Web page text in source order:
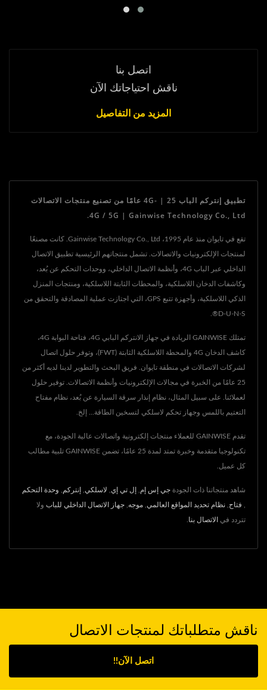
اتصل بنا
ناقش احتياجاتك الآن
المزيد من التفاصيل
تطبيق إنتركم الباب 4G- | 25 عامًا من تصنيع منتجات الاتصالات
4G / 5G | Gainwise Technology Co., Ltd.
تقع في تايوان منذ عام 1995، Gainwise Technology Co., Ltd. كانت مصنعًا
لمنتجات الإلكترونيات والاتصالات. تشمل منتجاتهم الرئيسية تطبيق الاتصال
الداخلي عبر الباب 4G، وأنظمة الاتصال الداخلي، ووحدات التحكم عن بُعد،
وكاشفات الدخان اللاسلكية، والمحطات الثابتة اللاسلكية، ومنتجات المنزل
الذكي اللاسلكية، وأجهزة تتبع GPS، التي اجتازت عملية المصادقة والتحقق من
D-U-N-S®.
تمتلك GAINWISE الريادة في جهاز الانتركم البابي 4G، فتاحة البوابة 4G،
كاشف الدخان 4G والمحطة اللاسلكية الثابتة (FWT)، وتوفر حلول اتصال
لشركات الاتصالات في منطقة تايوان. فريق البحث والتطوير لدينا لديه أكثر من
25 عامًا من الخبرة في مجالات الإلكترونيات وأنظمة الاتصالات. توفير حلول
لعملائنا. على سبيل المثال، نظام إنذار سرقة السيارة عن بُعد، نظام مفتاح
التعتيم باللمس وجهاز تحكم لاسلكي لتسخين الطاقة... إلخ.
تقدم GAINWISE للعملاء منتجات إلكترونية واتصالات عالية الجودة، مع
تكنولوجيا متقدمة وخبرة تمتد لمدة 25 عامًا، تضمن GAINWISE تلبية مطالب
كل عميل.
شاهد منتجاتنا ذات الجودة جي إس إم إل تي إي لاسلكي إنتركم وحدة التحكم
فتاح نظام تحديد المواقع العالمي موجه جهاز الاتصال الداخلي للباب ولا
تتردد في الاتصال بنا
ناقش متطلباتك لمنتجات الاتصال
اتصل الآن!!